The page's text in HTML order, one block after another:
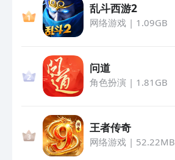
乱斗西游2
网络游戏| 1.09GB
问道
角色扮演 | 1.81GB
王者传奇
网络游戏| 52.22MB